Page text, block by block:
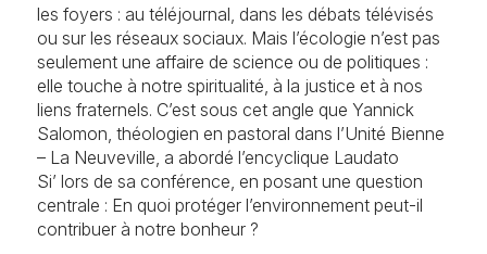
les foyers : au téléjournal, dans les débats télévisés
ou sur les réseaux sociaux. Mais l’écologie n’est pas
seulement une affaire de science ou de politiques :
elle touche à notre spiritualité, à la justice et à nos
liens fraternels. C’est sous cet angle que Yannick
Salomon, théologien en pastoral dans l’Unité Bienne
– La Neuveville, a abordé l’encyclique Laudato
Si’ lors de sa conférence, en posant une question
centrale : En quoi protéger l’environnement peut-il
contribuer à notre bonheur ?